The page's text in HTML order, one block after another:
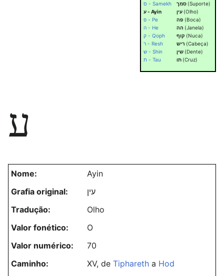
ס - Samekh
ע - Ayin
פ - Pe
ה - He
ק - Qoph
ר - Resh
ש - Shin
ת - Tau
(Suporte)
(Olho)
(Boca)
(Janela)
(Nuca)
(Cabeça)
(Dente)
(Cruz)
ע
Nome:
Ayin
Grafia original:
עין
Tradução:
Olho
Valor fonético:
O
Valor numérico:
70
Caminho:
XV, de Tiphareth a Hod